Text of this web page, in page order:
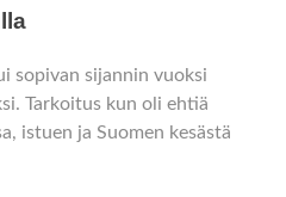
sopivan sijannin vuoksi
Tarkoitus kun oli ehtiä
istuen ja Suomen kesästä